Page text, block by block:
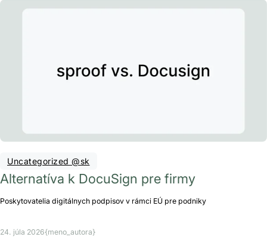
Uncategorized @sk
Alternatíva k DocuSign pre firmy
Poskytovatelia digitálnych podpisov v rámci EÚ pre podniky
24. júla 2026{meno_autora}